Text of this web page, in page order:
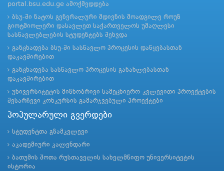
portal.bsu.edu.ge ამოქმედდება
ბსუ-ში ნატოს გენერალური მდივნის მოადგილე როუზ
გიოტმიოლერი დასავლეთ საქართველოს უმაღლესი
სასწავლებლების სტუდენტებს შეხვდა
განცხადება ბსუ-ში სასწავლო პროცესის დაწყებასთან
დაკავშირებით
განცხადება სასწავლო პროცესის განახლებასთან
დაკავშირებით
უნივერსიტეტის მიზნობრივი სამეცნიერო-კვლევითი პროექტების
შესარჩევი კონკურსის გამარჯვებული პროექტები
პოპულარული გვერდები
სტუდენტთა გზამკვლევი
აკადემიური კალენდარი
ბათუმის შოთა რუსთაველის სახელმწიფო უნივერსიტეტის
ისტორია